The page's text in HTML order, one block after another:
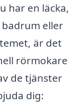
har en läcka,
eller
är det
rörmokare
de tjänster
dig: